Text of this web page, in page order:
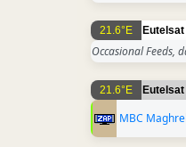
21.6°E Eutelsat
Occasional Feeds,
21.6°E Eutelsat
MBC